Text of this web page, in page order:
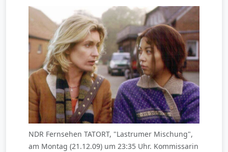
NDR Fernsehen TATORT, "Lastrumer Mischung",
am Montag (21.12.09) um 23:35 Uhr. Kommissarin